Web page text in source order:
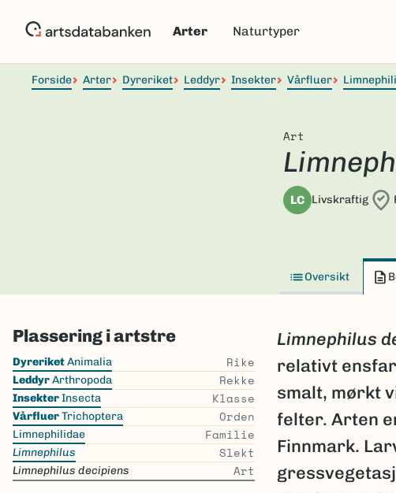
Arter Naturtyper
Forside Arter Dyreriket Leddyr Insekter Vårfluer
Art
LC Livskraftig
Oversikt
Plassering i artstre
Skip
the
list
DyreriketAnimalia Rike
LeddyrArthropoda Rekke
InsekterInsecta Klasse
VårfluerTrichoptera Orden
Limnephilidae Familie
Limnephilus Slekt
Limnephilus decipiens Art
Limnephilus
relativt
smalt, mørkt
felter. Arten
Finnmark.